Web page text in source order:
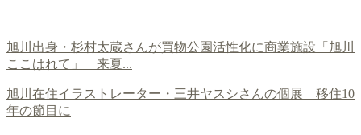
旭川出身・杉村太蔵さんが買物公園活性化に商業施設「旭川
ここはれて」 来夏...
旭川在住イラストレーター・三井ヤスシさんの個展 移住10
年の節目に